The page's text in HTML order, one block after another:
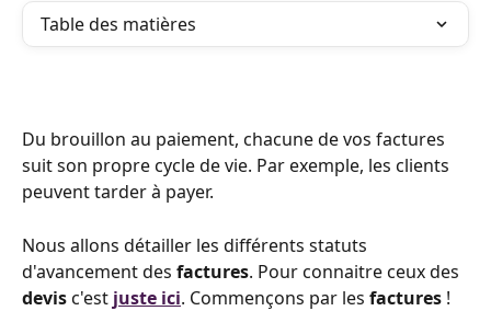
Table des matières
Du brouillon au paiement, chacune de vos factures
suit son propre cycle de vie. Par exemple, les clients
peuvent tarder à payer.
Nous allons détailler les différents statuts
d'avancement des factures. Pour connaitre ceux des
devis c'est juste ici. Commençons par les factures !